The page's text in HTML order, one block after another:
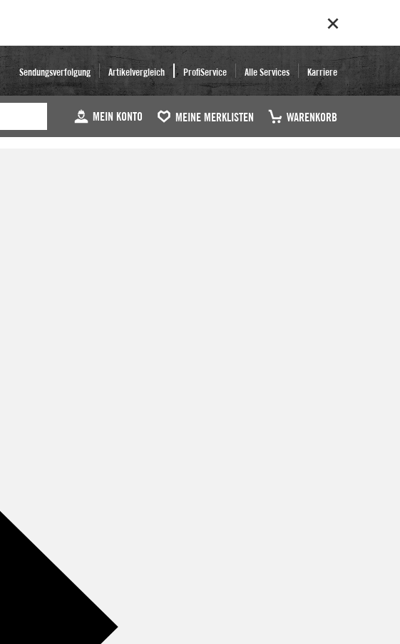
Sendungsverfolgung Artikelvergleich ProfiService Alle Services Karriere
MEIN KONTO MEINE MERKLISTEN WARENKORB